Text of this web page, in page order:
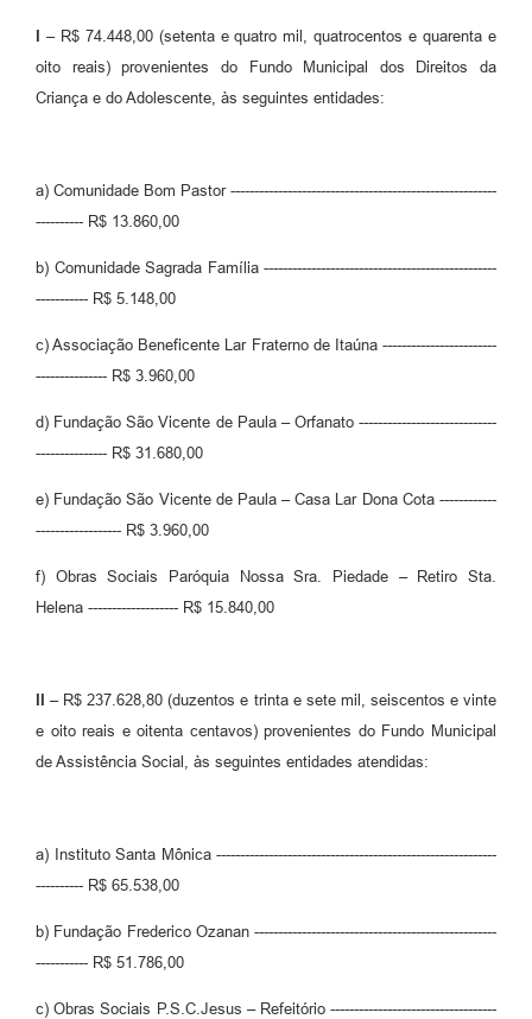
I – R$ 74.448,00 (setenta e quatro mil, quatrocentos e quarenta e
oito reais)
provenientes do Fundo Municipal dos Direitos da
Criança e do Adolescente, às seguintes entidades:
a) Comunidade Bom Pastor --------------------------------------------------------
---------- R$ 13.860,00
b) Comunidade Sagrada Família -------------------------------------------------
----------- R$ 5.148,00
c) Associação Beneficente Lar Fraterno de Itaúna ------------------------
--------------- R$ 3.960,00
d) Fundação São Vicente de Paula – Orfanato -----------------------------
--------------- R$ 31.680,00
e) Fundação São Vicente de Paula – Casa Lar Dona Cota ------------
------------------ R$ 3.960,00
f) Obras Sociais Paróquia Nossa Sra. Piedade – Retiro Sta.
Helena ------------------- R$ 15.840,00
II – R$ 237.628,80 (duzentos e trinta e sete mil, seiscentos e vinte
e oito reais e oitenta centavos) provenientes do Fundo Municipal
de Assistência Social, às seguintes entidades atendidas:
a) Instituto Santa Mônica -----------------------------------------------------------
---------- R$ 65.538,00
b) Fundação Frederico Ozanan ---------------------------------------------------
----------- R$ 51.786,00
c) Obras Sociais P.S.C.Jesus – Refeitório -----------------------------------